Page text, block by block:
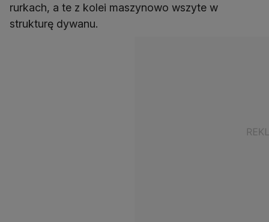
rurkach, a te z kolei maszynowo wszyte w
strukturę dywanu.